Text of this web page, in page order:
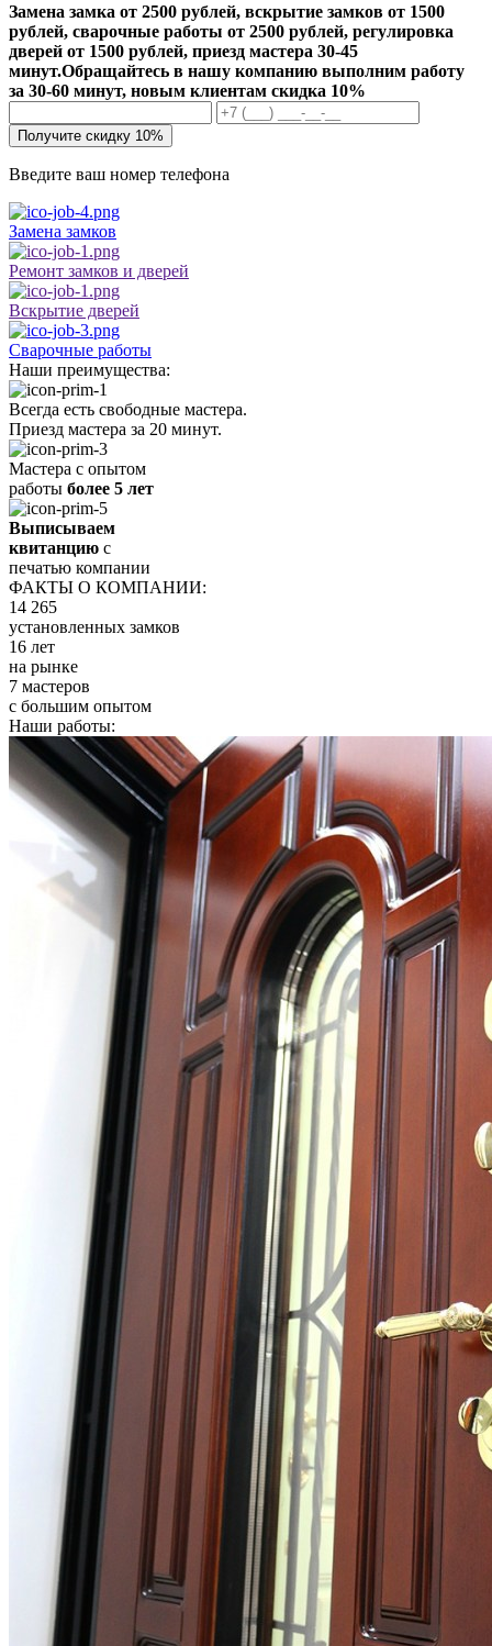
Замена замка от 2500 рублей, вскрытие замков от 1500
рублей, сварочные работы от 2500 рублей, регулировка
дверей от 1500 рублей, приезд мастера 30-45
минут.Обращайтесь в нашу компанию выполним работу
за 30-60 минут, новым клиентам скидка 10%
Получите скидку 10%
Введите ваш номер телефона
Замена замков
Ремонт замков и дверей
Вскрытие дверей
Сварочные работы
Наши преимущества:
Всегда есть свободные мастера.
Приезд мастера за 20 минут.
Мастера с опытом
работы более 5 лет
Выписываем
квитанцию с
печатью компании
ФАКТЫ О КОМПАНИИ:
14 265
установленных замков
16 лет
на рынке
7 мастеров
с большим опытом
Наши работы: